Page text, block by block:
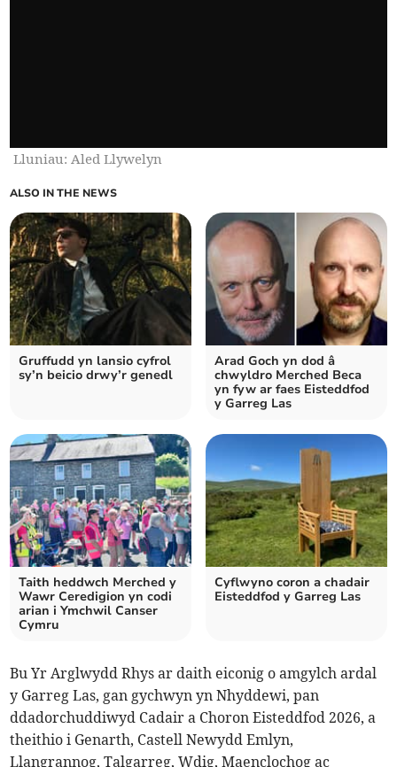
Lluniau: Aled Llywelyn
ALSO IN THE NEWS
Gruffudd yn lansio cyfrol
sy’n beicio drwy’r genedl
Arad Goch yn dod â
chwyldro Merched Beca
yn fyw ar faes Eisteddfod
y Garreg Las
Taith heddwch Merched y
Wawr Ceredigion yn codi
arian i Ymchwil Canser
Cymru
Cyflwyno coron a chadair
Eisteddfod y Garreg Las
Bu Yr Arglwydd Rhys ar daith eiconig o amgylch ardal
y Garreg Las, gan gychwyn yn Nhyddewi, pan
ddadorchuddiwyd Cadair a Choron Eisteddfod 2026, a
theithio i Genarth, Castell Newydd Emlyn,
Llangrannog, Talgarreg, Wdig, Maenclochog ac